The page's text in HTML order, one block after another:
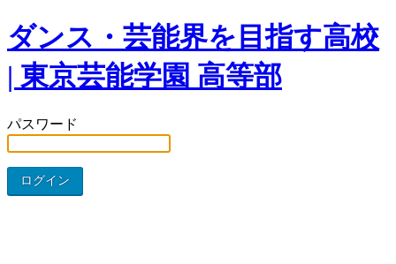
ダンス・芸能界を目指す高校
| 東京芸能学園 高等部
パスワード